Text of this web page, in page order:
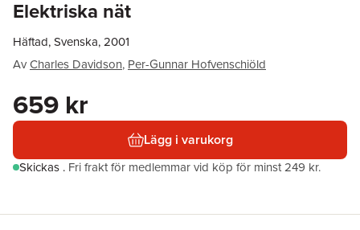
Elektriska nät
Häftad, Svenska, 2001
AvCharles Davidson, Per-Gunnar Hofvenschiöld
659 kr
Lägg i varukorg
Skickas . Fri frakt för medlemmar vid köp för minst 249 kr.